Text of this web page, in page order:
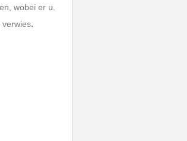
wobei er u.
verwies.